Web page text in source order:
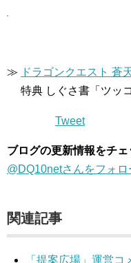
≫ ドラゴンクエスト 蒼
特典 しぐさ書「ツッ
Tweet
ブログの更新情報をチェ
@DQ10netさんをフォロ
関連記事
「提案広場」運営